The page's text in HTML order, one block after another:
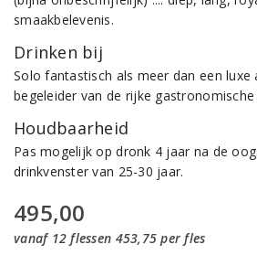
smaakbelevenis.
Drinken bij
Solo fantastisch als meer dan een
begeleider van de rijke gastronomische
Houdbaarheid
Pas mogelijk op dronk 4 jaar na de
drinkvenster van 25-30 jaar.
495,00
vanaf 12 flessen 453,75 per fles